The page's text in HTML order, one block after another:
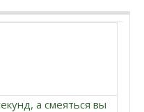
а смеяться вы